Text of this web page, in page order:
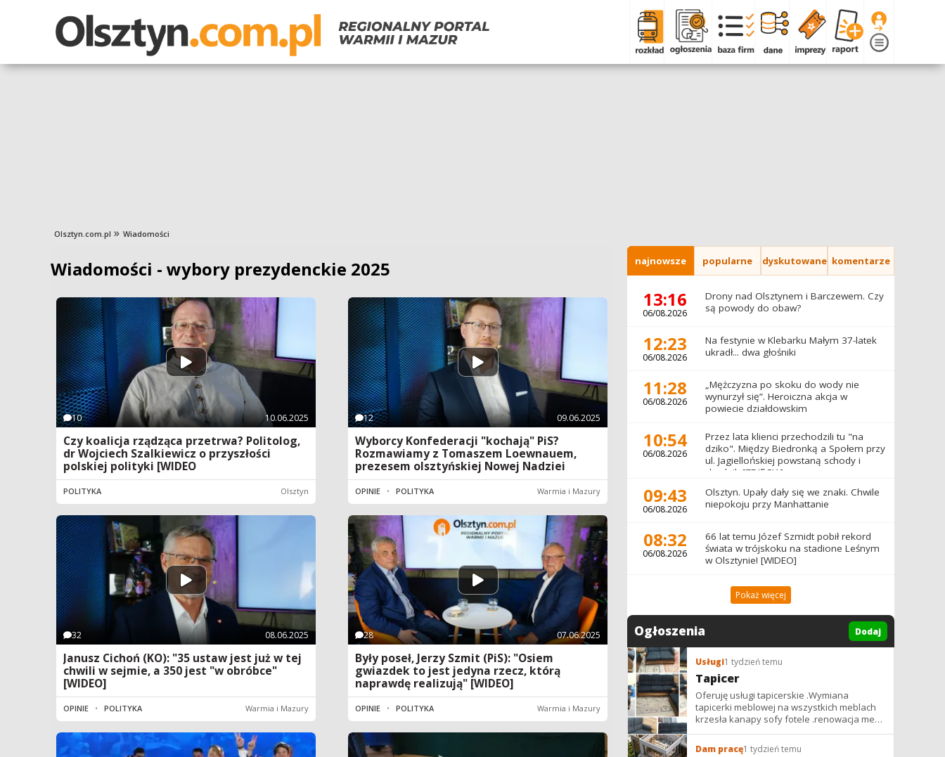
Olsztyn.com.pl Wiadomości
Wiadomości - wybory prezydenckie 2025
10 10.06.2025
Czy koalicja rządząca przetrwa? Politolog,
dr Wojciech Szalkiewicz o przyszłości
polskiej polityki [WIDEO
POLITYKA Olsztyn
12 09.06.2025
Wyborcy Konfederacji "kochają" PiS?
Rozmawiamy z Tomaszem Loewnauem,
prezesem olsztyńskiej Nowej Nadziei
OPINIE • POLITYKA Warmia i Mazury
32 08.06.2025
Janusz Cichoń (KO): "35 ustaw jest już w tej
chwili w sejmie, a 350 jest "w obróbce"
[WIDEO]
OPINIE • POLITYKA Warmia i Mazury
28 07.06.2025
Były poseł, Jerzy Szmit (PiS): "Osiem
gwiazdek to jest jedyna rzecz, którą
naprawdę realizują" [WIDEO]
OPINIE • POLITYKA Warmia i Mazury
najnowsze popularne dyskutowane komentarze
13:16
06/08.2026
Drony nad Olsztynem i Barczewem. Czy
są powody do obaw?
12:23
06/08.2026
Na festynie w Klebarku Małym 37-latek
ukradł... dwa głośniki
11:28
06/08.2026
„Mężczyzna po skoku do wody nie
wynurzył się”. Heroiczna akcja w
powiecie działdowskim
10:54
06/08.2026
Przez lata klienci przechodzili tu "na
dziko". Między Biedronką a Społem przy
ul. Jagiellońskiej powstaną schody i
chodnik [ZDJĘCIA]
09:43
06/08.2026
Olsztyn. Upały dały się we znaki. Chwile
niepokoju przy Manhattanie
08:32
06/08.2026
66 lat temu Józef Szmidt pobił rekord
świata w trójskoku na stadione Leśnym
w Olsztynie! [WIDEO]
Pokaż więcej
Ogłoszenia Dodaj
Usługi1 tydzień temu
Tapicer
Oferuję usługi tapicerskie .Wymiana
tapicerki meblowej na wszystkich meblach
krzesła kanapy sofy fotele .renowacja mebli
vintage,PRL. glamur
Dam pracę1 tydzień temu